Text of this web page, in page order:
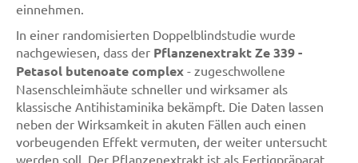
einnehmen.
In einer randomisierten Doppelblindstudie wurde
nachgewiesen, dass der Pflanzenextrakt Ze 339 -
Petasol butenoate complex - zugeschwollene
Nasenschleimhäute schneller und wirksamer als
klassische Antihistaminika bekämpft. Die Daten lassen
neben der Wirksamkeit in akuten Fällen auch einen
vorbeugenden Effekt vermuten, der weiter untersucht
werden soll. Der Pflanzenextrakt ist als Fertigpräparat